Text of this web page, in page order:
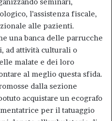
l’assistenza fiscale,
alle pazienti.
una banca delle parrucche
ad attività culturali o
malate e dei loro
al meglio questa sfida.
dalla sezione
acquistare un ecografo
per il tatuaggio